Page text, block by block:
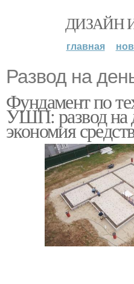
ДИЗАЙН
главная
Развод на
Фундамент по
УШП: развод на
экономия